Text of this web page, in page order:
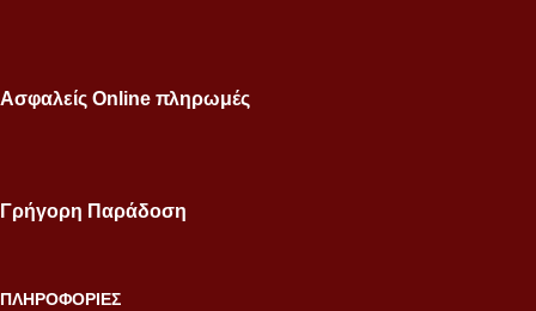
Ασφαλείς Online πληρωμές
Γρήγορη Παράδοση
ΠΛΗΡΟΦΟΡΙΕΣ